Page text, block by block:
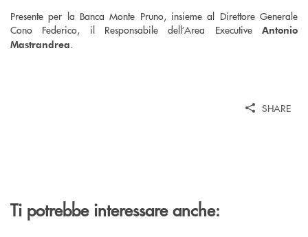
Presente per la Banca Monte Pruno, insieme al Direttore Generale
Cono Federico, il Responsabile dell’Area Executive Antonio
Mastrandrea.
SHARE
Ti potrebbe interessare anche: